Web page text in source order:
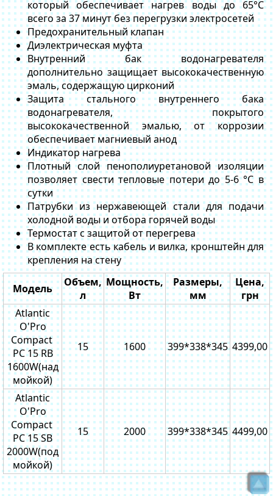
который обеспечивает нагрев воды до 65°C
всего за 37 минут без перегрузки электросетей
Предохранительный клапан
Диэлектрическая муфта
Внутренний бак водонагревателя
дополнительно защищает высококачественную
эмаль, содержащую цирконий
Защита стального внутреннего бака
водонагревателя, покрытого
высококачественной эмалью, от коррозии
обеспечивает магниевый анод
Индикатор нагрева
Плотный слой пенополиуретановой изоляции
позволяет свести тепловые потери до 5-6 °C в
сутки
Патрубки из нержавеющей стали для подачи
холодной воды и отбора горячей воды
Термостат с защитой от перегрева
В комплекте есть кабель и вилка, кронштейн для
крепления на стену
Модель
Объем,
л
Мощность,
Вт
Размеры,
мм
Цена,
грн
Atlantic
O'Pro
Compact
PC 15 RB
1600W(над
мойкой)
15 1600 399*338*345 4399,00
Atlantic
O'Pro
Compact
PC 15 SB
2000W(под
мойкой)
15 2000 399*338*345 4499,00